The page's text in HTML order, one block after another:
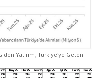
Yatırım, Türkiye’ye Geleni